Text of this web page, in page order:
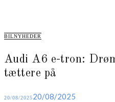
CATEGORIES
BILNYHEDER
Audi A6 e-tron:
tættere på
Posted
20/08/202520/08/2025